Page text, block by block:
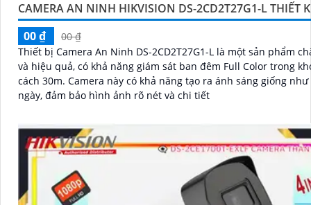
CAMERA AN NINH HIKVISION DS-2CD2T27G1-L THIẾT
00 ₫
00 ₫
Thiết bị Camera An Ninh DS-2CD2T27G1-L là một sản phẩm
và hiệu quả, có khả năng giám sát ban đêm Full Color trong
cách 30m. Camera này có khả năng tạo ra ánh sáng giống như ban
ngày, đảm bảo hình ảnh rõ nét và chi tiết